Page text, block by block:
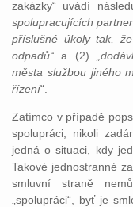
zakázky“ uvádí
spolupracujících
příslušné úkoly tak,
odpadů“ a (2)
města službou jiného
řízení“.
Zatímco v případě
spolupráci, nikoli
jedná o situaci, kdy
Takové jednostranné
smluvní straně
„spolupráci“, byť je